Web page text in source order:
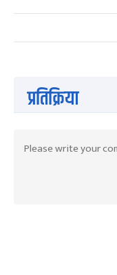
प्रतिक्रिया